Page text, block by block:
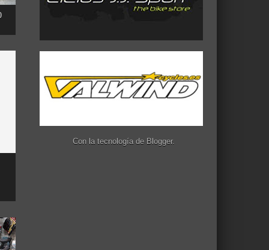
Con la tecnología de Blogger.